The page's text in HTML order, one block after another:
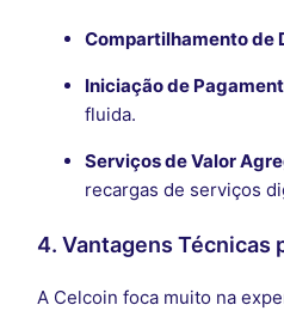
Compartilhamento de
Iniciação de
fluida.
Serviços de Valor
recargas de serviços
4. Vantagens Técnicas
A Celcoin foca muito na